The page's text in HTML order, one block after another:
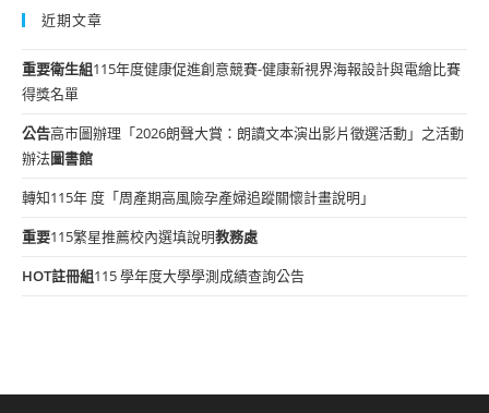
近期文章
重要衛生組115年度健康促進創意競賽-健康新視界海報設計與電繪比賽
得獎名單
公告高市圖辦理「2026朗聲大賞：朗讀文本演出影片徵選活動」之活動
辦法圖書館
轉知115年 度「周產期高風險孕產婦追蹤關懷計畫說明」
重要115繁星推薦校內選填說明教務處
HOT註冊組115 學年度大學學測成績查詢公告